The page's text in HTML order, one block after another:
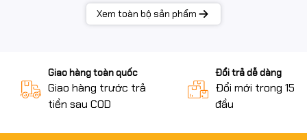
Xem toàn bộ sản phẩm
Giao hàng toàn quốc
Giao hàng trước trả
tiền sau COD
Đổi trả dễ dàng
Đổi mới trong 15
đầu